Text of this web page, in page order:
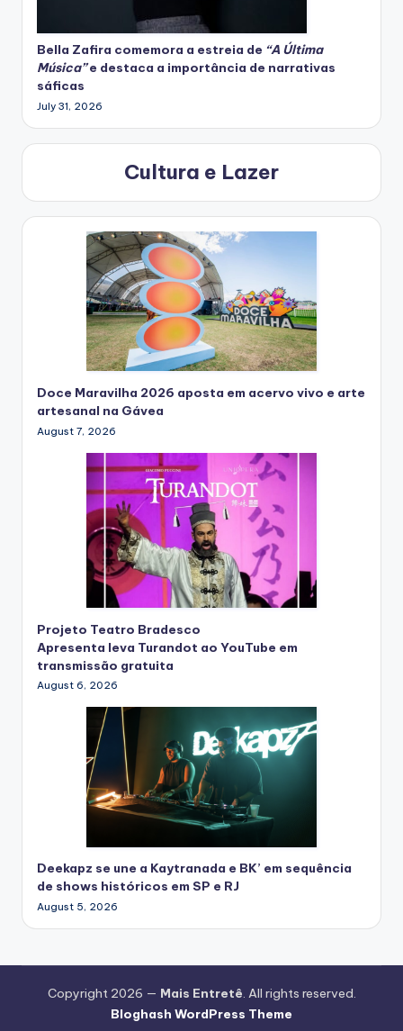
Bella Zafira comemora a estreia de “A Última
Música”e destaca a importância de narrativas
sáficas
July 31, 2026
Cultura e Lazer
Doce Maravilha 2026 aposta em acervo vivo e arte
artesanal na Gávea
August 7, 2026
Projeto Teatro Bradesco
Apresenta leva Turandot ao YouTube em
transmissão gratuita
August 6, 2026
Deekapz se une a Kaytranada e BK’ em sequência
de shows históricos em SP e RJ
August 5, 2026
Copyright 2026 — Mais Entretê. All rights reserved.
Bloghash WordPress Theme